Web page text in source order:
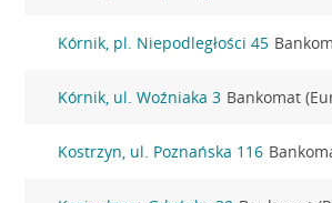
Kórnik, pl. Niepodległości 45
Kórnik, ul. Woźniaka 3 Bankomat
Kostrzyn, ul. Poznańska 116